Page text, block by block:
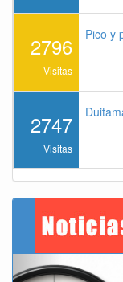
2796
Visitas
Pico y
2747
Visitas
Previous